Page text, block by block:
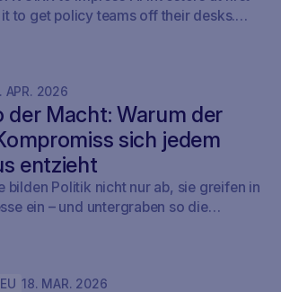
to get policy teams off their desks.
. APR. 2026
der Macht: Warum der
sich jedem
entzieht
bilden Politik nicht nur ab, sie greifen in
ein – und untergraben so die
18. MAR. 2026